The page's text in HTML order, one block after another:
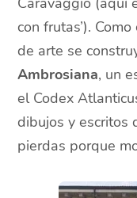
con frutas’).
de arte se
Ambrosiana, un
el Codex
dibujos y escritos
pierdas porque